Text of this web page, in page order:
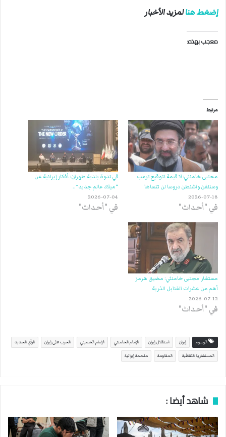
إضغط هنالمزيد الأخبار
معجب بهذه:
مرتبط
مجتبى خامنئي: لا قيمة لتوقيع ترمب
وسنلقن واشنطن دروسا لن تنساها
2026-07-18
في "أحداث"
في ندوة بلدية طهران: أفكار إيرانية عن
“ميلاد عالم جديد”..
2026-07-04
في "أحداث"
مستشار مجتبى خامنئي: مضيق هرمز
أهم من عشرات القنابل الذرية
2026-07-12
في "أحداث"
الوسوم إيران استقلال إيران الإمام الخامنئي الإمام الخميني الحرب على إيران الرأي الجديد
المستشارية الثقافية المقاومة ملحمة إيرانية
شاهد أيضا :